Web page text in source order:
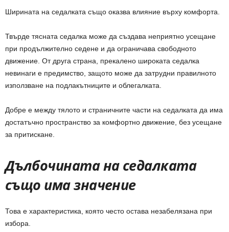
Ширината на седалката също оказва влияние върху комфорта.
Твърде тясната седалка може да създава неприятно усещане
при продължително седене и да ограничава свободното
движение. От друга страна, прекалено широката седалка
невинаги е предимство, защото може да затрудни правилното
използване на подлакътниците и облегалката.
Добре е между тялото и страничните части на седалката да има
достатъчно пространство за комфортно движение, без усещане
за притискане.
Дълбочината на седалката
също има значение
Това е характеристика, която често остава незабелязана при
избора.